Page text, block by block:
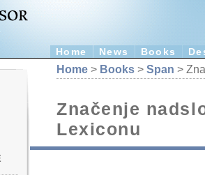
Home News Books
Home > Books > Span >
Značenje
Lexiconu